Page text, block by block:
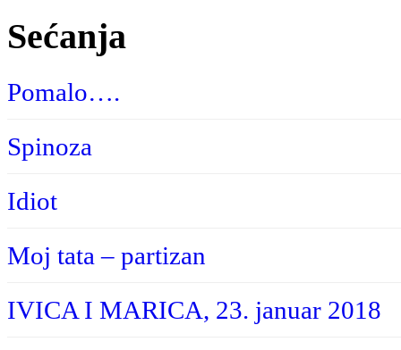
Sećanja
Pomalo….
Spinoza
Idiot
Moj tata – partizan
IVICA I MARICA, 23. januar 2018